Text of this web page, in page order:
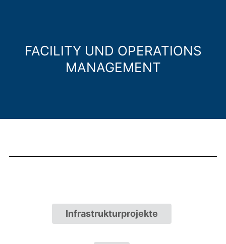
FACILITY UND OPERATIONS
MANAGEMENT
Infrastrukturprojekte